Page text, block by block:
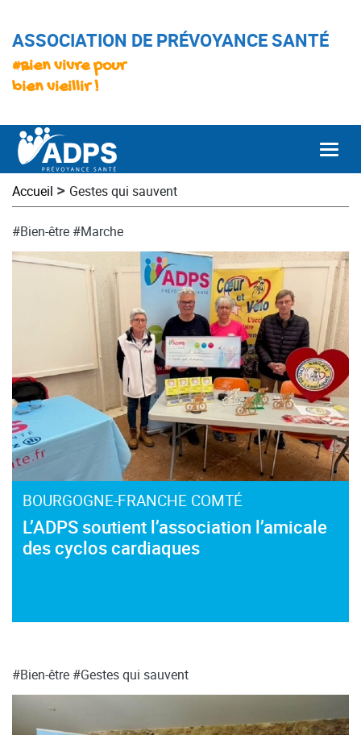
ASSOCIATION DE PRÉVOYANCE SANTÉ
#Bien vivre pour
bien vieillir !
Accueil > Gestes qui sauvent
#Bien-être #Marche
BOURGOGNE-FRANCHE COMTÉ
L’ADPS soutient l’association l’amicale
des cyclos cardiaques
#Bien-être #Gestes qui sauvent